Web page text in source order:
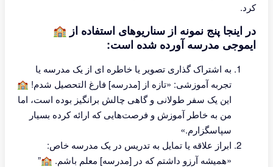
کرد.
در اینجا پنج نمونه از سناریوهای استفاده از 🏫
ایموجی مدرسه آورده شده است:
به اشتراک گذاری تصویر یا خاطره ای از یک مدرسه یا
تجربه آموزشی: «تازه از [مدرسه] فارغ التحصیل شدم! 🏫
این یک سفر طولانی و گاهی چالش برانگیز بوده است، اما
من به خاطر آموزش و فرصت‌هایی که ارائه کرده بسیار
سپاسگزارم.»
ابراز علاقه یا تمایل به تدریس در یک مدرسه خاص:
«همیشه آرزو داشتم که در [مدرسه] معلم باشم. 🏫”